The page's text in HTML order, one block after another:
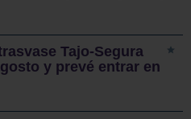
Tajo-Segura
y prevé entrar en